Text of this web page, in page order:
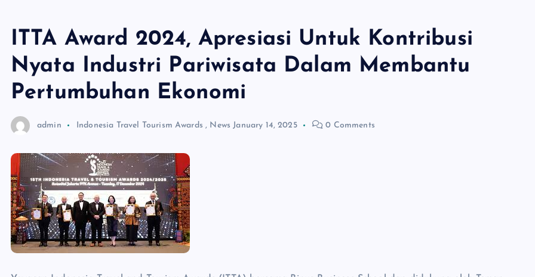
ITTA Award 2024, Apresiasi Untuk Kontribusi
Nyata Industri Pariwisata Dalam Membantu
Pertumbuhan Ekonomi
admin Indonesia Travel Tourism Awards , News January 14, 2025 0 Comments